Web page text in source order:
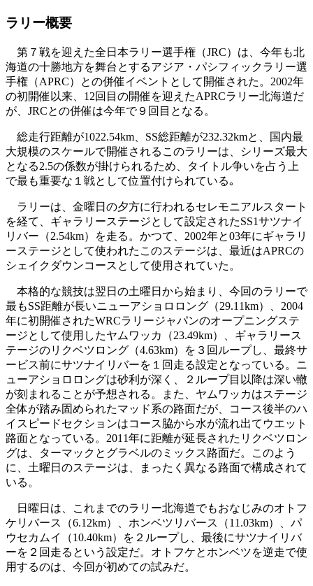
ラリー概要
第７戦を迎えた全日本ラリー選手権（JRC）は、今年も北
海道の十勝地方を舞台とするアジア・パシフィックラリー選
手権（APRC）との併催イベントとして開催された。2002年
の初開催以来、12回目の開催を迎えたAPRCラリー北海道だ
が、JRCとの併催は今年で９回目となる。
総走行距離が1022.54km、SS総距離が232.32kmと、国内最
大規模のスケールで開催されるこのラリーは、シリーズ最大
となる2.5の係数が掛けられるため、タイトル争いを占う上
で最も重要な１戦として位置付けられている｡
ラリーは、金曜日の夕方に行われるセレモニアルスタート
を経て、ギャラリーステージとして設定されたSS1サツナイ
リバー（2.54km）を走る。かつて、2002年と03年にギャラリ
ーステージとして使われたこのステージは、最近はAPRCの
シェイクダウンコースとして使用されていた。
本格的な競技は翌日の土曜日から始まり、今回のラリーで
最もSS距離が長いニューアショロロング（29.11km）、2004
年に初開催されたWRCラリージャパンのオープニングステ
ージとして使用したヤムワッカ（23.49km）、ギャラリース
テージのリクベツロング（4.63km）を３回ループし、最終サ
ービス前にサツナイリバーを１回走る設定となっている。ニ
ューアショロロングは砂利が深く、２ループ目以降は深い轍
が刻まれることが予想される。また、ヤムワッカはステージ
全体が踏み固められたマッド系の路面だが、コース後半のハ
イスピードセクションはコース脇から水が流れ出てウエット
路面となっている。2011年に距離が延長されたリクベツロン
グは、ターマックとグラベルのミックス路面だ。このよう
に、土曜日のステージは、まったく異なる路面で構成されて
いる。
日曜日は、これまでのラリー北海道でもおなじみのオトフ
ケリバース（6.12km）、ホンベツリバース（11.03km）、パ
ウセカムイ（10.40km）を２ループし、最後にサツナイリバ
ーを２回走るという設定だ。オトフケとホンベツを逆走で使
用するのは、今回が初めての試みだ。